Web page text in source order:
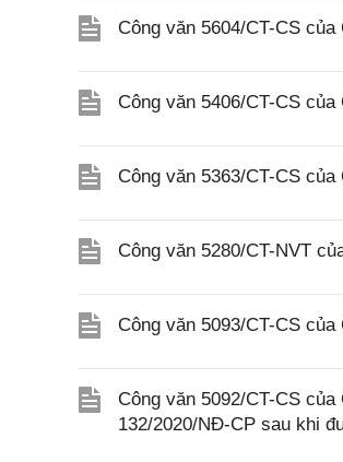
Công văn 5604/CT-CS
Công văn 5406/CT-CS
Công văn 5363/CT-CS
Công văn 5280/CT-NVT
Công văn 5093/CT-CS
Công văn 5092/CT-CS
132/2020/NĐ-CP sau khi